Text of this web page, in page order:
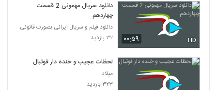
۰۰:۵۹ HD
دانلود سریال مهمونی 2 قسمت
چهاردهم
دانلود فیلم و سریال ایرانی بصورت قانونی
۳۲ بازدید
لحظات عجیب و خنده دار فوتبال
میلاد
۳۲۳ بازدید